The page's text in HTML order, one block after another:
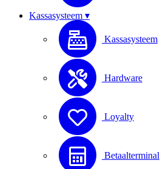
Kassasysteem ▾
Kassasysteem
Hardware
Loyalty
Betaalterminal